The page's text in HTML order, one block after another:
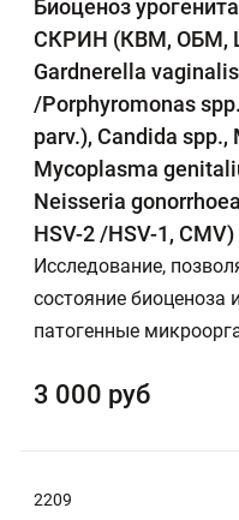
Биоценоз
СКРИН (КВМ, ОБМ,
Gardnerella
/Porphyromonas
parv.), Candida
Mycoplasma
Neisseria
HSV-2 /HSV-1, CMV)
Исследование,
состояние биоценоза
патогенные
3 000 руб
2209